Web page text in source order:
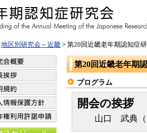
地区別研究会～近畿 > 第20回近畿老年期認知症
第20回近畿老年期
プログラム
開会の挨拶
山口 武典（